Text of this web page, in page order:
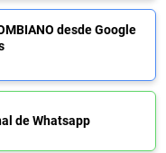
desde Google
de Whatsapp